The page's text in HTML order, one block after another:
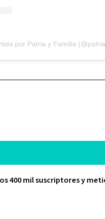
por Patria y Familia
400 mil suscriptores y